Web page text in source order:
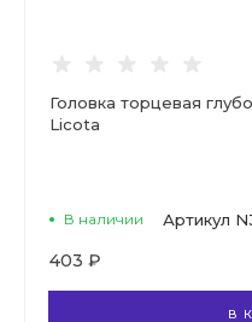
Головка торцевая
Licota
В наличии Артикул
403 ₽
В